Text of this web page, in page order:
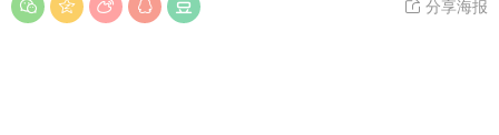
分享海报